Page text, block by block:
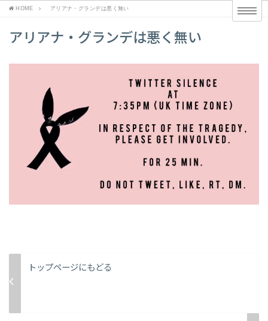
HOME アリアナ・グランデは悪く無い
アリアナ・グランデは悪く無い
トップページにもどる